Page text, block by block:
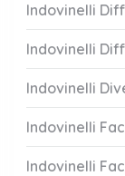
Indovinelli
Indovinelli
Indovinelli
Indovinelli
Indovinelli